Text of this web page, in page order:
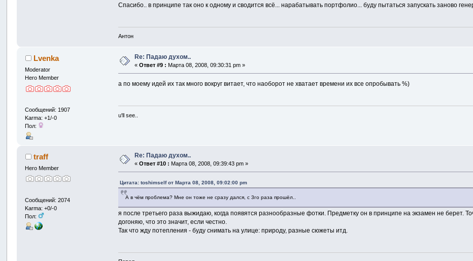
Спасибо.. в принципе так оно к одному и сводится всё... нарабатывать портфолио... буду пытаться запускать заново
Антон
Lvenka
Moderator
Hero Member
Сообщений: 1907
Karma: +1/-0
Пол:
Re: Падаю духом..
«Ответ #9 : Марта 08, 2008, 09:30:31 pm »
а по моему идей их так много вокруг витает, что наоборот не хватает времени их все опробывать %)
u'll see..
traff
Hero Member
Сообщений: 2074
Karma: +0/-0
Пол:
Re: Падаю духом..
«Ответ #10 : Марта 08, 2008, 09:39:43 pm »
Цитата: toshimself от Марта 08, 2008, 09:02:00 pm
А в чём проблема? Мне он тоже не сразу дался, с 3го раза прошёл..
я после третьего раза выжидаю, когда появятся разнообразные фотки. Предметку он в принципе на экзамен не берет.
догоняю, что это значит, если честно.
Так что жду потепления - буду снимать на улице: природу, разные сюжеты итд.